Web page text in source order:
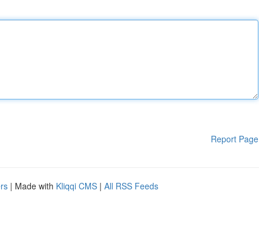
Report Page
| Made with Kliqqi CMS | All RSS Feeds